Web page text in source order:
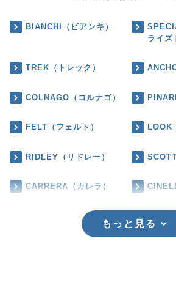
BIANCHI（ビアンキ）
ライズ
TREK（トレック）
COLNAGO（コルナゴ）
FELT（フェルト） LOOK
RIDLEY（リドレー）
CARRERA（カレラ）
もっと見る